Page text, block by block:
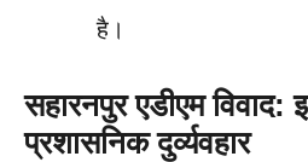
है।
सहारनपुर एडीएम
प्रशासनिक दुर्व्यवहार